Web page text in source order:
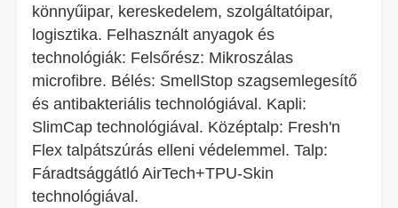
könnyűipar, kereskedelem, szolgáltatóipar,
logisztika. Felhasznált anyagok és
technológiák: Felsőrész: Mikroszálas
microfibre. Bélés: SmellStop szagsemlegesítő
és antibakteriális technológiával. Kapli:
SlimCap technológiával. Középtalp: Fresh'n
Flex talpátszúrás elleni védelemmel. Talp:
Fáradtsággátló AirTech+TPU-Skin
technológiával.